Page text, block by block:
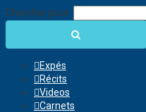
Chercher pour:
Expés
Récits
Videos
Carnets